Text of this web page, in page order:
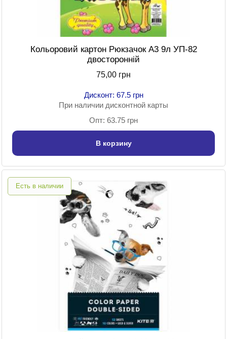
Кольоровий картон Рюкзачок А3 9л УП-82
двосторонній
75,00 грн
Дисконт: 67.5 грн
При наличии дисконтной карты
Опт: 63.75 грн
В корзину
Есть в наличии